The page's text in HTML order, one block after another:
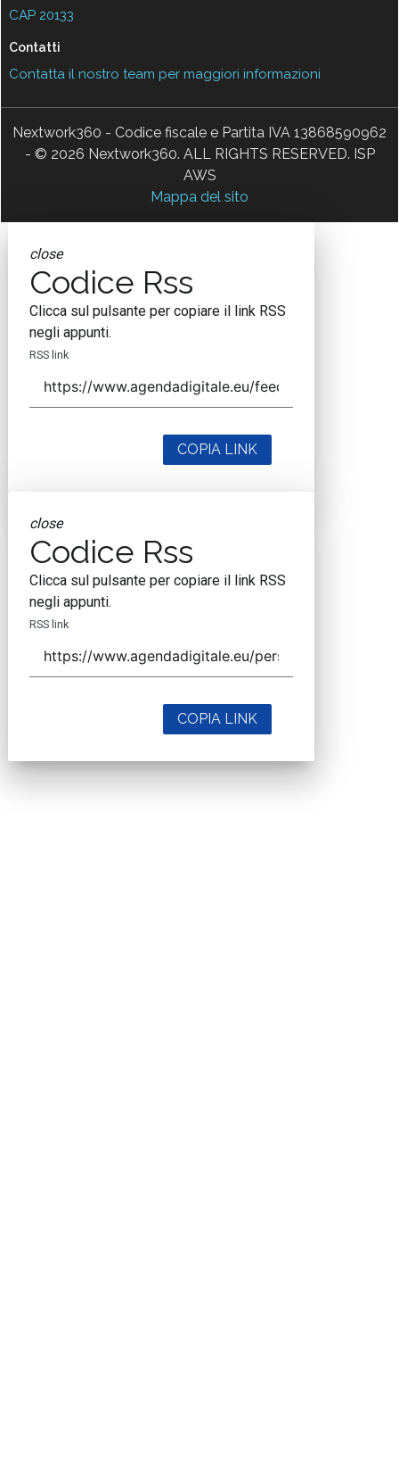
CAP 20133
Contatti
Contatta il nostro team per maggiori informazioni
Nextwork360 - Codice fiscale e Partita IVA 13868590962
- © 2026 Nextwork360. ALL RIGHTS RESERVED. ISP
AWS
Mappa del sito
close
Codice Rss
Clicca sul pulsante per copiare il link RSS
negli appunti.
RSS link
COPIA LINK
close
Codice Rss
Clicca sul pulsante per copiare il link RSS
negli appunti.
RSS link
COPIA LINK